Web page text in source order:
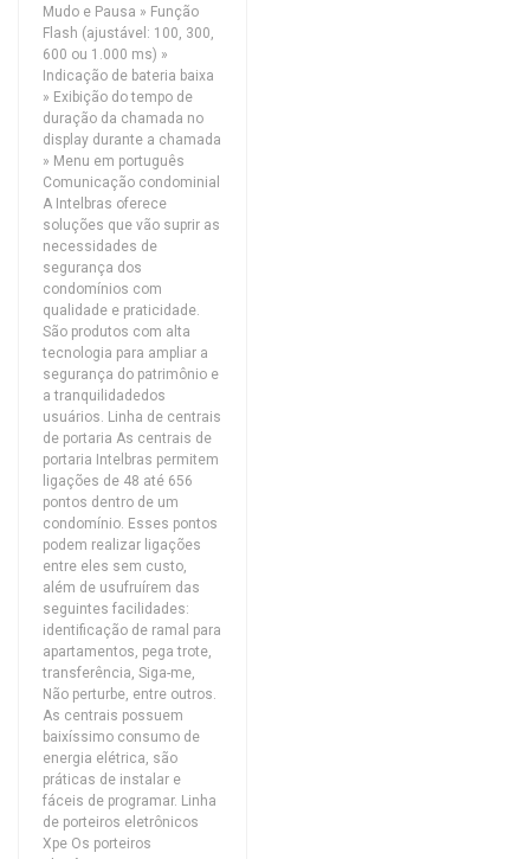
Mudo e Pausa » Função
Flash (ajustável: 100, 300,
600 ou 1.000 ms) »
Indicação de bateria baixa
» Exibição do tempo de
duração da chamada no
display durante a chamada
» Menu em português
Comunicação condominial
A Intelbras oferece
soluções que vão suprir as
necessidades de
segurança dos
condomínios com
qualidade e praticidade.
São produtos com alta
tecnologia para ampliar a
segurança do patrimônio e
a tranquilidadedos
usuários. Linha de centrais
de portaria As centrais de
portaria Intelbras permitem
ligações de 48 até 656
pontos dentro de um
condomínio. Esses pontos
podem realizar ligações
entre eles sem custo,
além de usufruírem das
seguintes facilidades:
identificação de ramal para
apartamentos, pega trote,
transferência, Siga-me,
Não perturbe, entre outros.
As centrais possuem
baixíssimo consumo de
energia elétrica, são
práticas de instalar e
fáceis de programar. Linha
de porteiros eletrônicos
Xpe Os porteiros